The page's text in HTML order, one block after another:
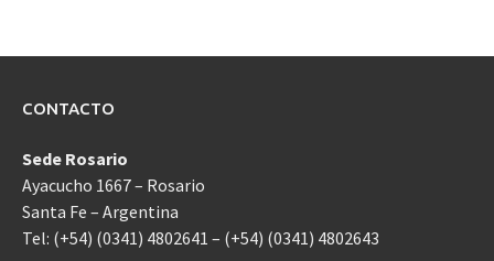
CONTACTO
Sede Rosario
Ayacucho 1667 – Rosario
Santa Fe – Argentina
Tel: (+54) (0341) 4802641 – (+54) (0341) 4802643